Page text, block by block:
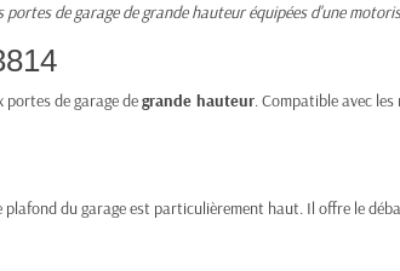
de garage de grande hauteur équipées d'une
portes de garage degrande hauteur. Compatible avec
du garage est particulièrement haut. Il offre le